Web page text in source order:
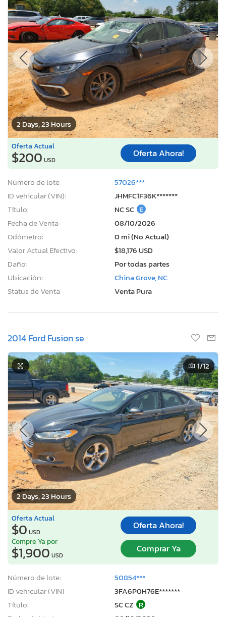
2 Days, 23 Hours
Oferta Actual
$200 USD
Oferta Ahora!
Número de lote:
57026***
ID vehicular (VIN):
JHMFC1F36K*******
Título:
NC SC E
Fecha de Venta:
08/10/2026
Odómetro:
0 mi (No Actual)
Valor Actual Efectivo:
$18,176 USD
Daño:
Por todas partes
Ubicación:
China Grove, NC
Status de Venta:
Venta Pura
2014 Ford Fusion se
2 Days, 23 Hours
1/12
Oferta Actual
$0 USD
Oferta Ahora!
Compre Ya por
$1,900 USD
Comprar Ya
Número de lote:
50854***
ID vehicular (VIN):
3FA6P0H76E*******
Título:
SC CZ R